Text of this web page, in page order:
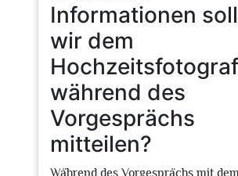
Informationen
wir dem
während des
Vorgesprächs
mitteilen?
Während des Vorgesprächs mit dem